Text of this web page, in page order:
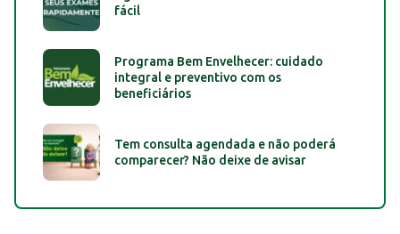
fácil
Programa Bem Envelhecer: cuidado
integral e preventivo com os
beneficiários
Tem consulta agendada e não poderá
comparecer? Não deixe de avisar